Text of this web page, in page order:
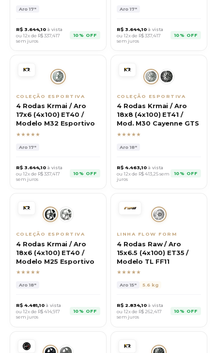
Aro17"
R$ 3.644,10 à vista
ou 12x de R$337,417
sem juros
10% OFF
Aro17"
R$ 3.644,10 à vista
ou 12x de R$337,417
sem juros
10% OFF
COLEÇÃO ESPORTIVA
4 Rodas Krmai / Aro
17x6 (4x100) ET40 /
Modelo M32 Esportivo
★★★★★
Aro17"
R$ 3.644,10 à vista
ou 12x de R$337,417
sem juros
10% OFF
COLEÇÃO ESPORTIVA
4 Rodas Krmai / Aro
18x8 (4x100) ET41 /
Mod. M30 Cayenne GTS
★★★★★
Aro18"
R$ 4.463,10 à vista
ou 12x de R$413,25sem
juros
10% OFF
COLEÇÃO ESPORTIVA
4 Rodas Krmai / Aro
18x6 (4x100) ET40 /
Modelo M25 Esportivo
★★★★★
Aro18"
R$ 4.481,10 à vista
ou 12x de R$414,917
sem juros
10% OFF
LINHA FLOW FORM
4 Rodas Raw / Aro
15x6.5 (4x100) ET35 /
Modelo TL FF11
★★★★★
Aro15" 5.6 kg
R$ 2.834,10 à vista
ou 12x de R$262,417
sem juros
10% OFF